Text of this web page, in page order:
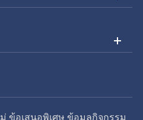
อเสนอพิเศษ ข้อมูลกิจกรรม